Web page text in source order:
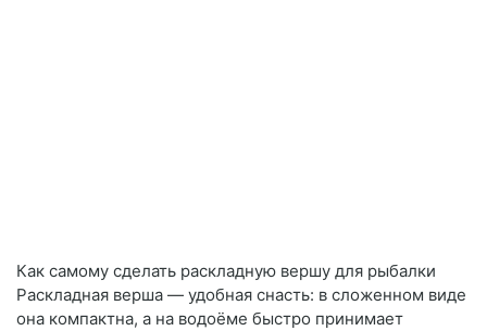
Как самому сделать раскладную вершу для рыбалки
Раскладная верша — удобная снасть: в сложенном виде
она компактна, а на водоёме быстро принимает